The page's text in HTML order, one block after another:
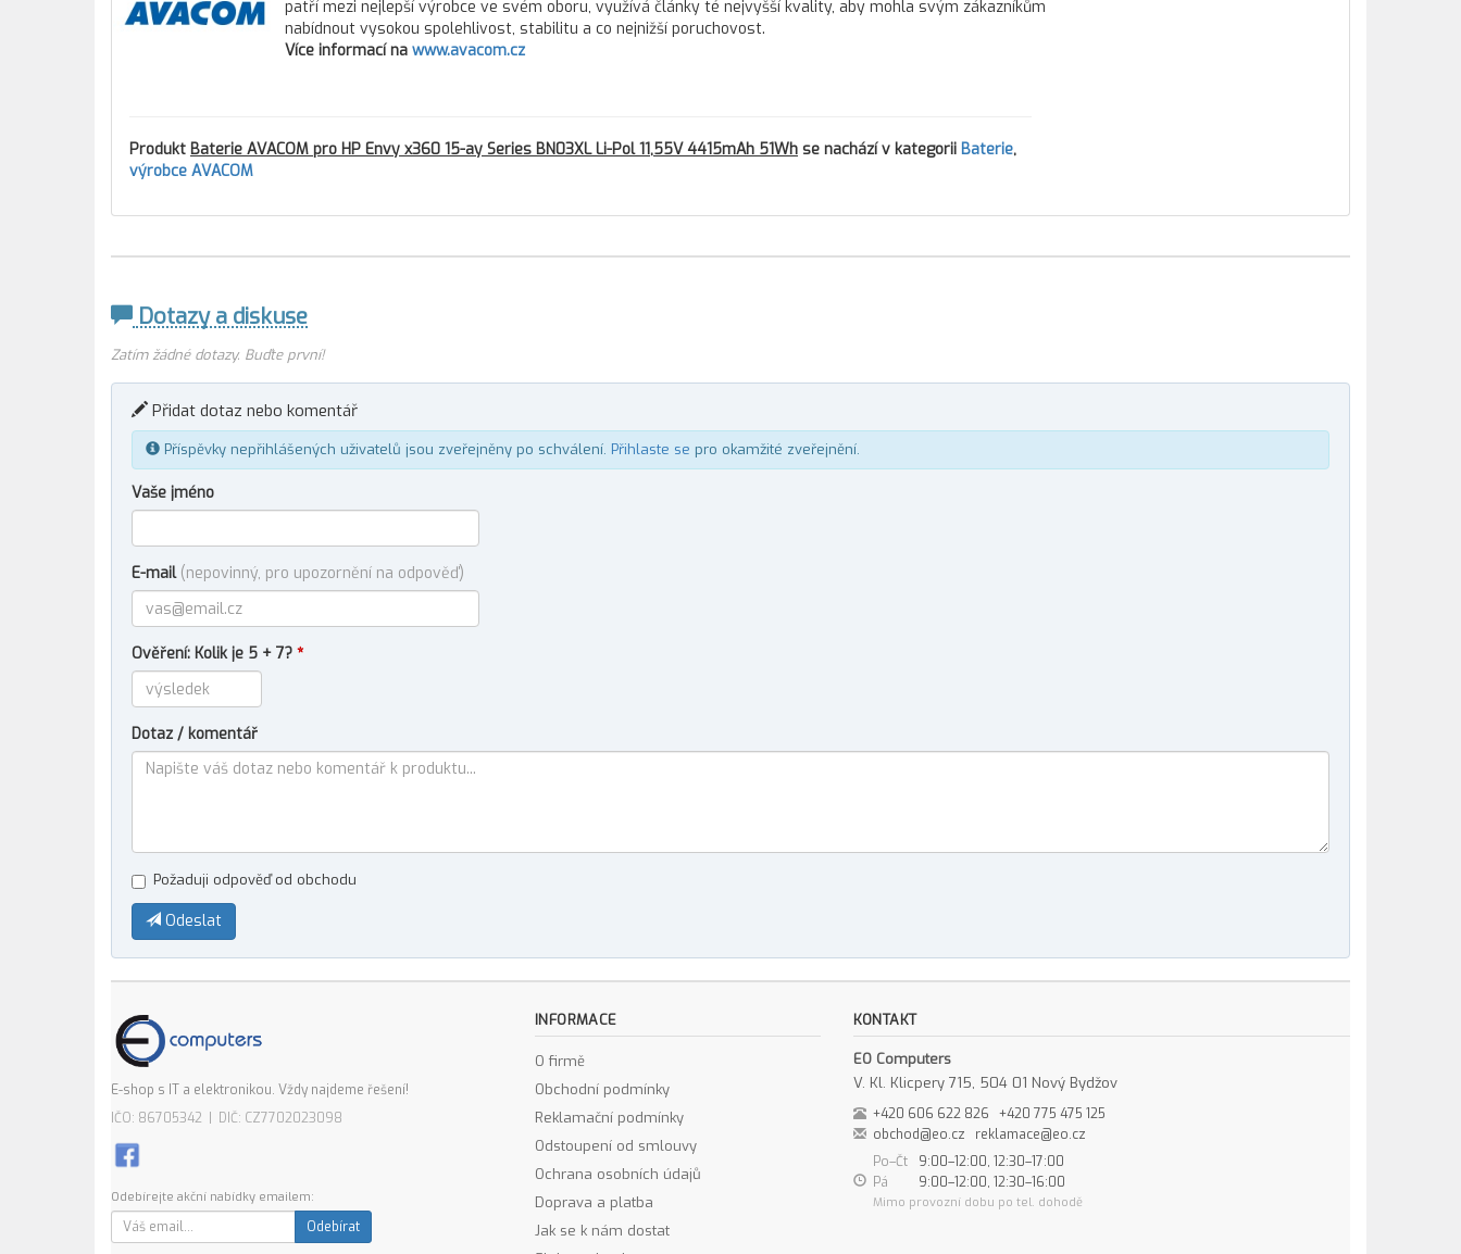
patří mezi nejlepší výrobce ve svém oboru, využívá články té nejvyšší kvality, aby mohla svým zákazníkům
nabídnout vysokou spolehlivost, stabilitu a co nejnižší poruchovost.
Více informací na www.avacom.cz
Produkt Baterie AVACOM pro HP Envy x360 15-ay Series BN03XL Li-Pol 11,55V 4415mAh 51Wh se nachází v kategorii Baterie,
výrobce AVACOM
Dotazy a diskuse
Zatím žádné dotazy. Buďte první!
Přidat dotaz nebo komentář
Příspěvky nepřihlášených uživatelů jsou zveřejněny po schválení. Přihlaste se pro okamžité zveřejnění.
Vaše jméno
E-mail (nepovinný, pro upozornění na odpověď)
Ověření: Kolik je 5 + 7? *
Dotaz / komentář
Požaduji odpověď od obchodu
Odeslat
E-shop s IT a elektronikou. Vždy najdeme řešení!
IČO: 86705342 | DIČ: CZ7702023098
Odebírejte akční nabídky emailem:
Odebírat
INFORMACE
O firmě
Obchodní podmínky
Reklamační podmínky
Odstoupení od smlouvy
Ochrana osobních údajů
Doprava a platba
Jak se k nám dostat
KONTAKT
EO Computers
V. Kl. Klicpery 715, 504 01 Nový Bydžov
+420 606 622 826
+420 775 475 125
obchod@eo.cz
reklamace@eo.cz
Po–Čt
9:00–12:00, 12:30–17:00
Pá
9:00–12:00, 12:30–16:00
Mimo provozní dobu po tel. dohodě